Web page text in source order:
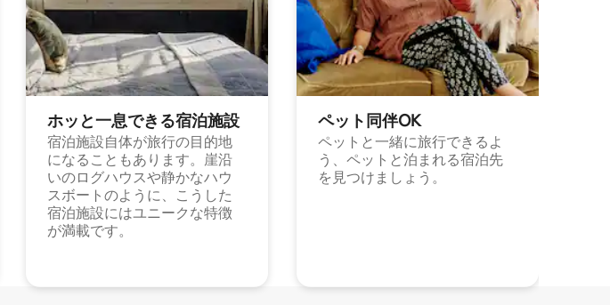
ホッと一⁠息⁠で⁠き⁠る宿⁠泊施⁠設
宿泊施設自体が旅行の目的地
になることもあります。崖沿
いのログハウスや静かなハウ
スボートのように、こうした
宿泊施設にはユニークな特徴
が満載です。
ペット同⁠伴OK
ペットと一緒に旅行できるよ
う、ペットと泊まれる宿泊先
を見つけましょう。